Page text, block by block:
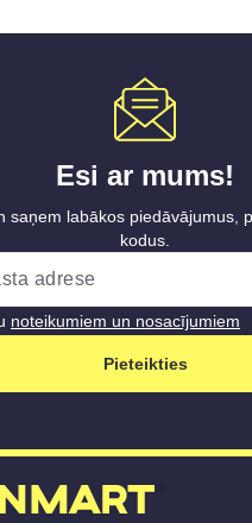
Esi ar mums!
saņem labākos piedāvājumus,
kodus.
noteikumiem un nosacījumiem
Pieteikties